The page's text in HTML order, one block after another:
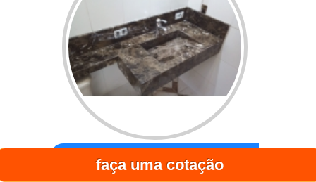
faça uma cotação
loja que vende pia granito
banheiro Vila Madalena